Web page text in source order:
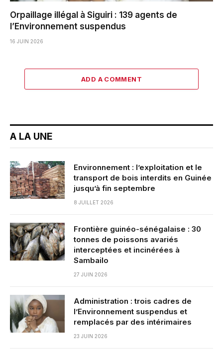
Orpaillage illégal à Siguiri : 139 agents de
l’Environnement suspendus
16 JUIN 2026
ADD A COMMENT
A LA UNE
Environnement : l’exploitation et le
transport de bois interdits en Guinée
jusqu’à fin septembre
8 JUILLET 2026
Frontière guinéo-sénégalaise : 30
tonnes de poissons avariés
interceptées et incinérées à
Sambailo
27 JUIN 2026
Administration : trois cadres de
l’Environnement suspendus et
remplacés par des intérimaires
23 JUIN 2026